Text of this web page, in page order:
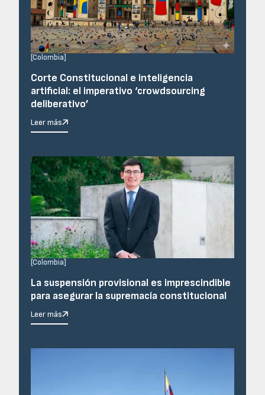
[Colombia]
Corte Constitucional e inteligencia
artificial: el imperativo ‘crowdsourcing
deliberativo’
Leer más
[Colombia]
La suspensión provisional es imprescindible
para asegurar la supremacía constitucional
Leer más